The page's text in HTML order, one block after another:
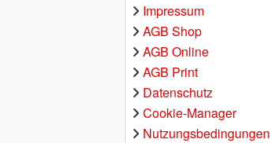
Impressum
AGB Shop
AGB Online
AGB Print
Datenschutz
Cookie-Manager
Nutzungsbedingungen